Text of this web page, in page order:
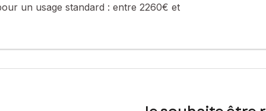
06 98 13 13 56, E-mail : gwendaline.legoux@safti.fr - EI - Agent
un usage standard : entre 2260€ et